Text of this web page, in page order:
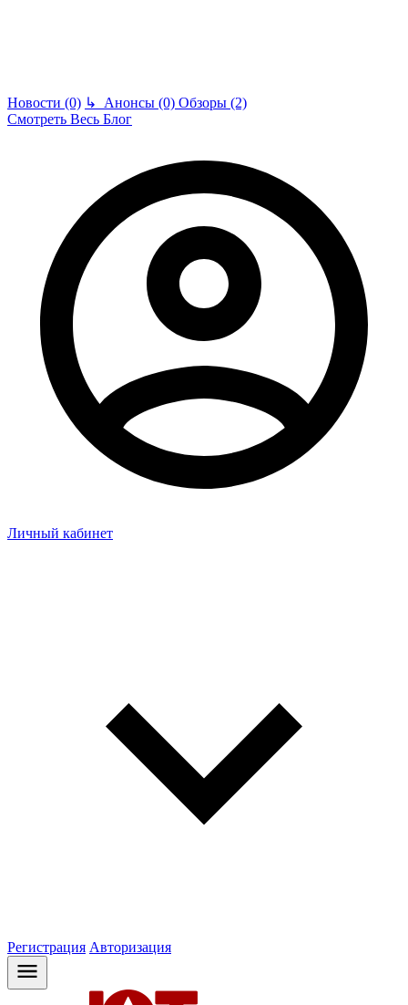
Новости (0) ↳ Анонсы (0) Обзоры (2)
Смотреть Весь Блог
Личный кабинет
Регистрация Авторизация